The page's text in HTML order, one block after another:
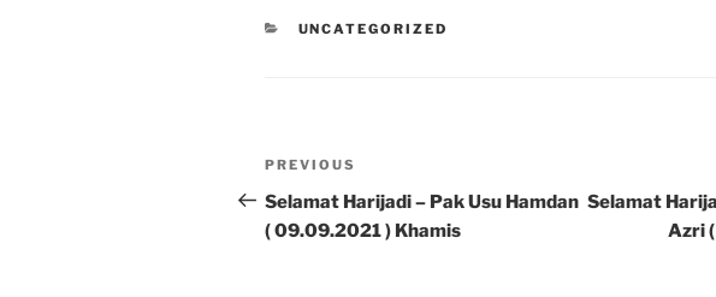
CATEGORIES
UNCATEGORIZED
Post
navigation
Previous
Post
PREVIOUS
Selamat Harijadi – Pak Usu Hamdan
( 09.09.2021 ) Khamis
Selamat
Azri